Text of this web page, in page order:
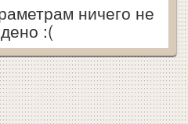
ничего не
:(